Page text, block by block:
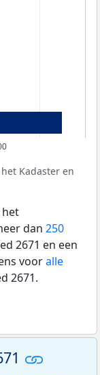
Kadaster en
het
dan 250
2671 en een
vooralle
2671.